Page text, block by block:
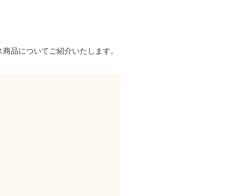
品についてご紹介いたします。